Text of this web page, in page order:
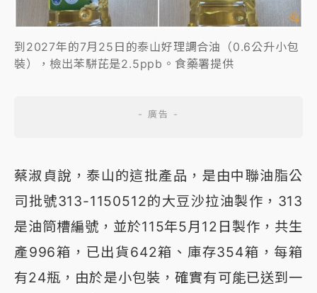
到2027年的7月25日的泰山好理調合油（0.6公升小包
裝），檢出苯駢芘是2.5ppb。食藥署提供
蔡淑貞說，泰山的這批產品，是由中聯油脂公
司批號313-1150512的大豆沙拉油製作，313
是油筒槽編號，並於115年5月12日製作，共生
產996箱，已出貨642箱、庫存354箱，每箱
有24瓶，由於是小包裝，確實有可能已送到一